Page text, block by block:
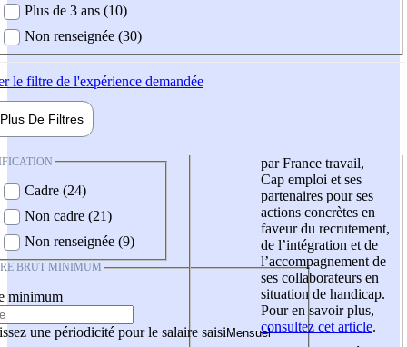
Plus de 3 ans (10)
Non renseignée (30)
le filtre de l'expérience demandée
Plus De Filtres
Cadre (24)
Non cadre (21)
Non renseignée (9)
BRUT MINIMUM
minimum
une périodicité pour le salaire saisi
par France travail,
Cap emploi et ses
partenaires pour ses
actions concrètes en
faveur du recrutement,
de l’intégration et de
l’accompagnement de
ses collaborateurs en
situation de handicap.
Pour en savoir plus,
consultez cet article.